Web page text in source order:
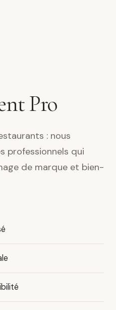
Pro
: nous
professionnels qui
de marque et bien-